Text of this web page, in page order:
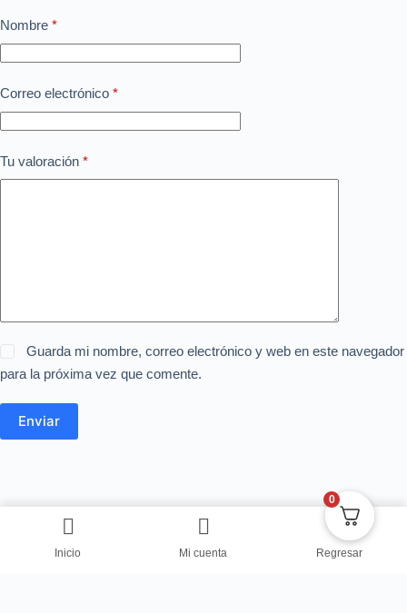
Nombre *
Correo electrónico *
Tu valoración *
Guarda mi nombre, correo electrónico y web en este navegador
para la próxima vez que comente.
Enviar
Inicio Mi cuenta Regresar
0